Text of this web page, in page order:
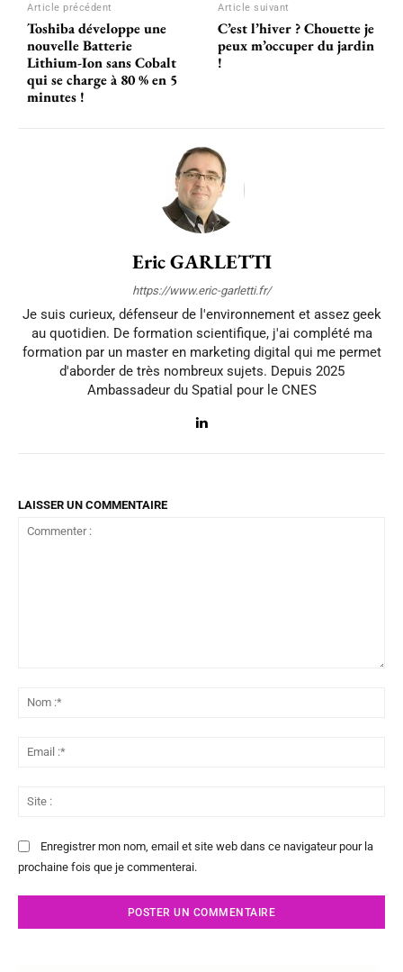
Article précédent
Toshiba développe une
nouvelle Batterie
Lithium-Ion sans Cobalt
qui se charge à 80 % en 5
minutes !
Article suivant
C’est l’hiver ? Chouette je
peux m’occuper du jardin
!
Eric GARLETTI
https://www.eric-garletti.fr/
Je suis curieux, défenseur de l'environnement et assez geek
au quotidien. De formation scientifique, j'ai complété ma
formation par un master en marketing digital qui me permet
d'aborder de très nombreux sujets. Depuis 2025
Ambassadeur du Spatial pour le CNES
LAISSER UN COMMENTAIRE
Enregistrer mon nom, email et site web dans ce navigateur pour la
prochaine fois que je commenterai.